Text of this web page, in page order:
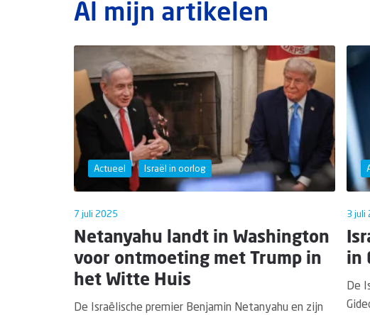
Al mijn artikelen
Actueel Israël in oorlog
7 juli 2025
Netanyahu landt in Washington
voor ontmoeting met Trump in
het Witte Huis
De Israëlische premier Benjamin Netanyahu en zijn
3 juli
in
De